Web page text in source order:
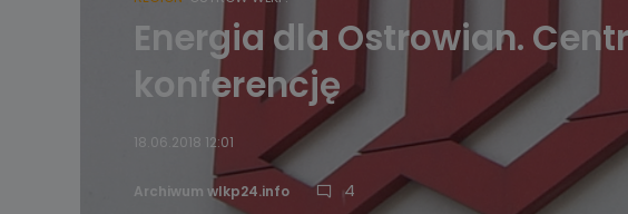
Energia dla Ostrowian.
konferencję
18.06.2018 12:01
Archiwum wlkp24.info 4